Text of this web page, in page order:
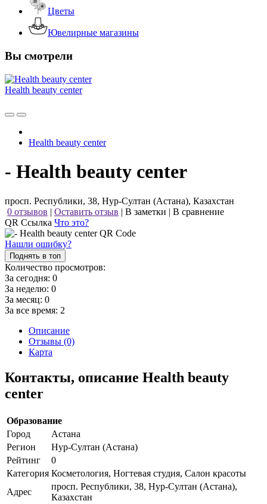
Цветы
Ювелирные магазины
Вы смотрели
Health beauty center
Health beauty center
- Health beauty center
просп. Республики, 38, Нур-Султан (Астана), Казахстан
0 отзывов | Оставить отзыв | В заметки | В сравнение
QR Ссылка Что это?
Нашли ошибку?
Поднять в топ
Количество просмотров:
За сегодня: 0
За неделю: 0
За месяц: 0
За все время: 2
Описание
Отзывы (0)
Карта
Контакты, описание Health beauty
center
Образование
Город
Астана
Регион
Нур-Султан (Астана)
Рейтинг
0
Категория Косметология, Ногтевая студия, Салон красоты
Адрес
просп. Республики, 38, Нур-Султан (Астана),
Казахстан